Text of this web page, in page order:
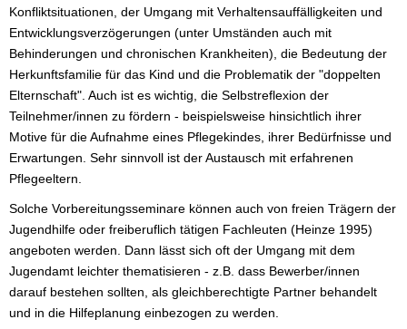
Konfliktsituationen, der Umgang mit Verhaltensauffälligkeiten und
Entwicklungsverzögerungen (unter Umständen auch mit
Behinderungen und chronischen Krankheiten), die Bedeutung der
Herkunftsfamilie für das Kind und die Problematik der "doppelten
Elternschaft". Auch ist es wichtig, die Selbstreflexion der
Teilnehmer/innen zu fördern - beispielsweise hinsichtlich ihrer
Motive für die Aufnahme eines Pflegekindes, ihrer Bedürfnisse und
Erwartungen. Sehr sinnvoll ist der Austausch mit erfahrenen
Pflegeeltern.
Solche Vorbereitungsseminare können auch von freien Trägern der
Jugendhilfe oder freiberuflich tätigen Fachleuten (Heinze 1995)
angeboten werden. Dann lässt sich oft der Umgang mit dem
Jugendamt leichter thematisieren - z.B. dass Bewerber/innen
darauf bestehen sollten, als gleichberechtigte Partner behandelt
und in die Hilfeplanung einbezogen zu werden.